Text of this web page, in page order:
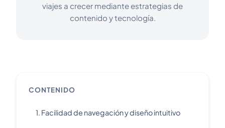
viajes a crecer mediante estrategias de
contenido y tecnología.
CONTENIDO
1. Facilidad de navegación y diseño intuitivo